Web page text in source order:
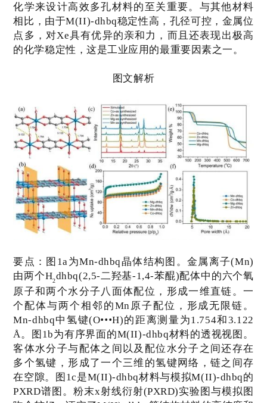
化学来设计高效多孔材料的至关重要。与其他材料
相比，由于M(II)-dhbq稳定性高，孔径可控，金属位
点多，对Xe具有优异的亲和力，而且还表现出极高
的化学稳定性，这是工业应用的最重要因素之一。
图文解析
要点： 图 1a为Mn-dhbq晶体结构图。金属离子(Mn)
由两个H2dhbq(2,5-二羟基-1,4-苯醌)配体中的六个氧
原子和两个水分子八面体配位，形成一维直链。一
个配体与两个相邻的Mn 原子配位，形成无限链。
Mn-dhbq中氢键(O•••H)的距离测量为1.754和 3.122
Å。图 1b为有序界面的M(II)-dhbq材料的透视视图。
客体水分子与配体之间以及配位水分子之间还存在
多个氢键，形成了一个三维的氢键网络，链之间存
在空隙。图 1c是M(II)-dhbq材料与模拟M(II)-dhbq的
PXRD谱图。粉末x射线衍射(PXRD)实验图与模拟图